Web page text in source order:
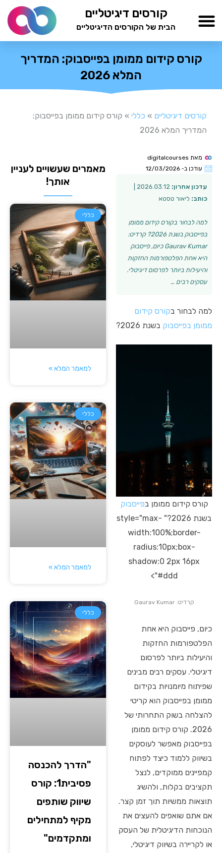
לתוכן
קורסים דיגיטליים
הבית של הקורסים הדיגיטליים
קורס קידום ממומן בפייסבוק: המדריך
המלא 2026
קורסים דיגיטליים » כללי » קורס קידום ממומן בפייסבוק:
המדריך המלא 2026
מאת
עודכן ב- 12/03/2026
עדכון אחרון:
כותב: ליאור טסטא
למה לבחור בקורס קידום ממומן
בפייסבוק בשנת 2026? קרדיט:
Gaurav Kumar כיום, פייסבוק
היא אחת הפלטפורמות החזקות
והיעילות ביותר לפרסום דיגיטלי.
עסקים רבים …
למה לבחור בקורס קידום
ממומן בפייסבוק בשנת 2026?
קורס קידום ממומן בפייסבוק
בשנת 2026?" style="max-
width:100%;border-
radius:10px;box-
shadow:0 2px 16px
#ddd">
קרדיט: Gaurav Kumar
כיום, פייסבוק היא אחת
הפלטפורמות החזקות
והיעילות ביותר לפרסום
דיגיטלי. עסקים רבים מבינים
שפיתוח מיומנויות בקידום
ממומן בפייסבוק הוא קריטי
להצלחה בשוק התחרותי של
2026. קורס קידום ממומן
בפייסבוק מאפשר לעוסקים
בשיווק ללמוד כיצד לפתוח
קמפיינים ממוקדים, לנצל
תקציבים בקלות, ולהשיג
תוצאות ממשיות תוך זמן קצר.
אם אתם שואפים להעצים את
הנוכחות הדיגיטלית של העסק
או לקריירה בשיווק דיגיטלי,
מאמרים שעשויים לעניין
אותך!
כללי
למאמר המלא »
כללי
למאמר המלא »
כללי
"הדרך להכנסה
פסיבית1: קורס
שיווק שותפים
מקיף למתחילים
ומתקדמים"